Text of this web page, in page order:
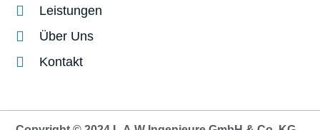
Leistungen
Über Uns
Kontakt